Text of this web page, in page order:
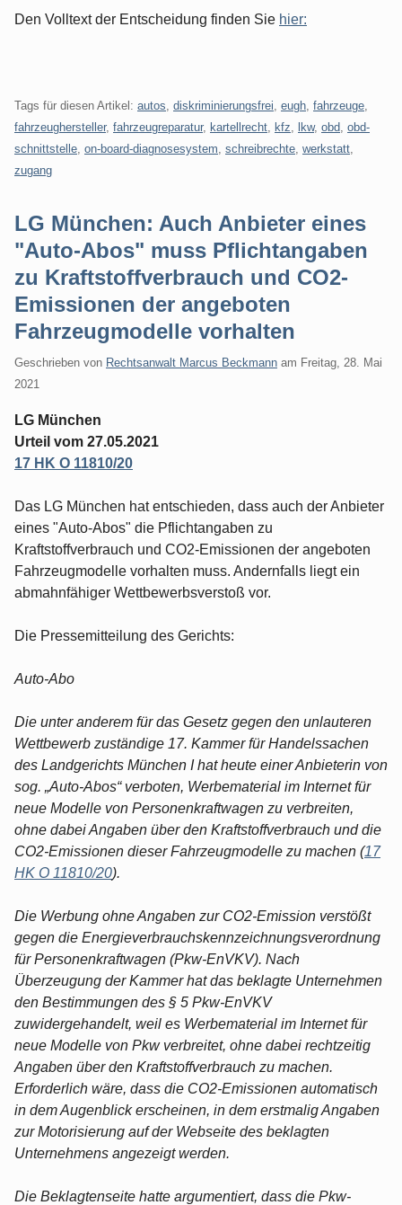
Den Volltext der Entscheidung finden Sie hier:
Tags für diesen Artikel: autos diskriminierungsfrei eugh fahrzeuge
fahrzeughersteller, fahrzeugreparatur, kartellrecht kfz lkw, obd obd-
schnittstelle on-board-diagnosesystem schreibrechte werkstatt
zugang
LG München: Auch Anbieter eines
"Auto-Abos" muss Pflichtangaben
zu Kraftstoffverbrauch und CO2-
Emissionen der angeboten
Fahrzeugmodelle vorhalten
Geschrieben von Rechtsanwalt Marcus Beckmann am Freitag, 28. Mai
2021
LG München
Urteil vom 27.05.2021
17 HK O 11810/20
Das LG München hat entschieden, dass auch der Anbieter
eines "Auto-Abos" die Pflichtangaben zu
Kraftstoffverbrauch und CO2-Emissionen der angeboten
Fahrzeugmodelle vorhalten muss. Andernfalls liegt ein
abmahnfähiger Wettbewerbsverstoß vor.
Die Pressemitteilung des Gerichts:
Auto-Abo
Die unter anderem für das Gesetz gegen den unlauteren
Wettbewerb zuständige 17. Kammer für Handelssachen
des Landgerichts München I hat heute einer Anbieterin von
sog. „Auto-Abos“ verboten, Werbematerial im Internet für
neue Modelle von Personenkraftwagen zu verbreiten,
ohne dabei Angaben über den Kraftstoffverbrauch und die
CO2-Emissionen dieser Fahrzeugmodelle zu machen (17
HK O 11810/20).
Die Werbung ohne Angaben zur CO2-Emission verstößt
gegen die Energieverbrauchskennzeichnungsverordnung
für Personenkraftwagen (Pkw-EnVKV). Nach
Überzeugung der Kammer hat das beklagte Unternehmen
den Bestimmungen des § 5 Pkw-EnVKV
zuwidergehandelt, weil es Werbematerial im Internet für
neue Modelle von Pkw verbreitet, ohne dabei rechtzeitig
Angaben über den Kraftstoffverbrauch zu machen.
Erforderlich wäre, dass die CO2-Emissionen automatisch
in dem Augenblick erscheinen, in dem erstmalig Angaben
zur Motorisierung auf der Webseite des beklagten
Unternehmens angezeigt werden.
Die Beklagtenseite hatte argumentiert, dass die Pkw-